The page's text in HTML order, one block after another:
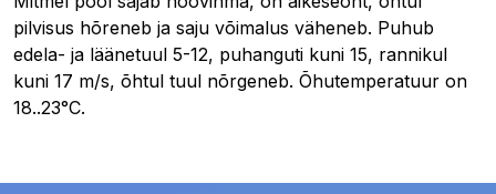
pilvisus hõreneb ja saju võimalus väheneb. Puhub
edela- ja läänetuul 5-12, puhanguti kuni 15, rannikul
kuni 17 m/s, õhtul tuul nõrgeneb. Õhutemperatuur on
18..23°C.